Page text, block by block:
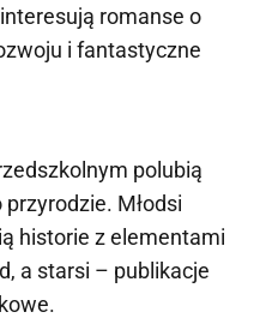
romanse o
i fantastyczne
polubią
Młodsi
historie z elementami
a starsi – publikacje